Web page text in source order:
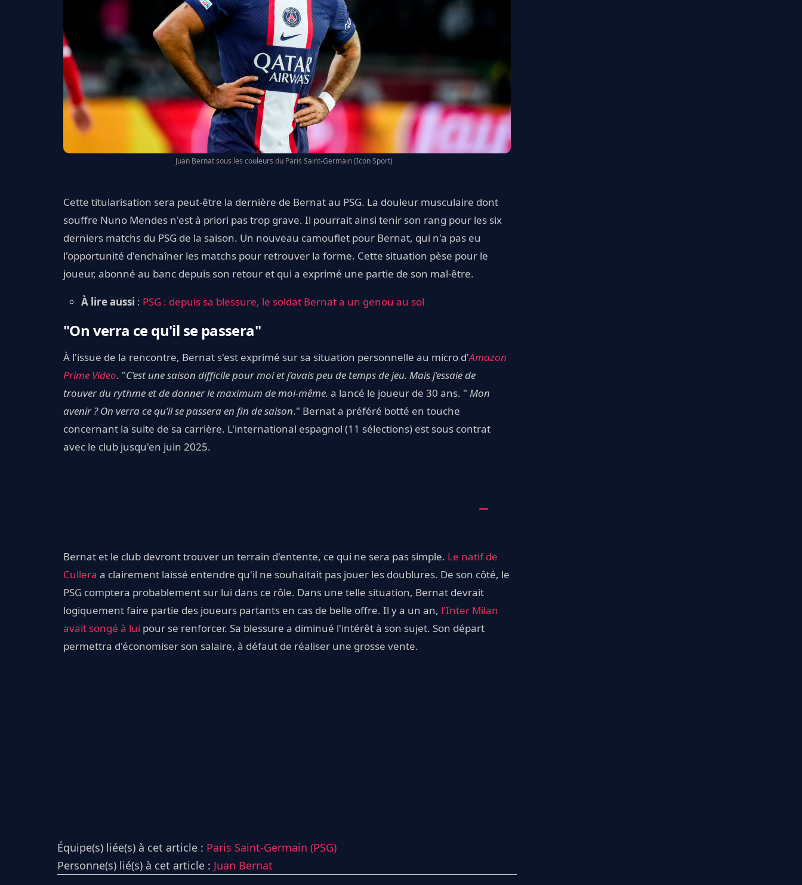
Juan Bernat sous les couleurs du Paris Saint-Germain (Icon Sport)
Cette titularisation sera peut-être la dernière de Bernat au PSG. La douleur musculaire dont
souffre Nuno Mendes n'est à priori pas trop grave. Il pourrait ainsi tenir son rang pour les six
derniers matchs du PSG de la saison. Un nouveau camouflet pour Bernat, qui n'a pas eu
l'opportunité d'enchaîner les matchs pour retrouver la forme. Cette situation pèse pour le
joueur, abonné au banc depuis son retour et qui a exprimé une partie de son mal-être.
À lire aussi : PSG : depuis sa blessure, le soldat Bernat a un genou au sol
"On verra ce qu'il se passera"
À l'issue de la rencontre, Bernat s'est exprimé sur sa situation personnelle au micro d'Amazon
Prime Video. "C’est une saison difficile pour moi et j’avais peu de temps de jeu. Mais j’essaie de
trouver du rythme et de donner le maximum de moi-même. a lancé le joueur de 30 ans. " Mon
avenir ? On verra ce qu’il se passera en fin de saison." Bernat a préféré botté en touche
concernant la suite de sa carrière. L'international espagnol (11 sélections) est sous contrat
avec le club jusqu'en juin 2025.
Bernat et le club devront trouver un terrain d'entente, ce qui ne sera pas simple. Le natif de
Cullera a clairement laissé entendre qu'il ne souhaitait pas jouer les doublures. De son côté, le
PSG comptera probablement sur lui dans ce rôle. Dans une telle situation, Bernat devrait
logiquement faire partie des joueurs partants en cas de belle offre. Il y a un an, l'Inter Milan
avait songé à lui pour se renforcer. Sa blessure a diminué l'intérêt à son sujet. Son départ
permettra d'économiser son salaire, à défaut de réaliser une grosse vente.
Équipe(s) liée(s) à cet article : Paris Saint-Germain (PSG)
Personne(s) lié(s) à cet article : Juan Bernat